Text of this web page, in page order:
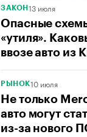
ЗАКОН 13 июля
Опасные
«утиля».
ввозе авто из
РЫНОК10 июля
Не только
авто могут
из-за нового